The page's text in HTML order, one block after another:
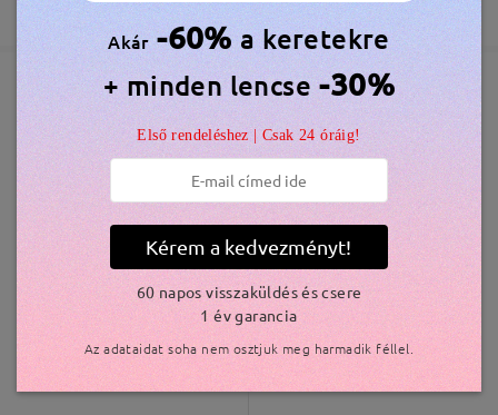
5-7 munkanap
részletek
Elküldve
szállítási idő
5-7 munkanap
részletek
Kiszállítva
Hasonló keretek
FT18903 9.000 Ft DT62343 9.000 Ft
Akár -60% a keretekre
+ minden lencse -30%
Első rendeléshez | Csak 24 óráig!
Kérem a kedvezményt!
60 napos visszaküldés és csere
1 év garancia
Az adataidat soha nem osztjuk meg harmadik féllel.